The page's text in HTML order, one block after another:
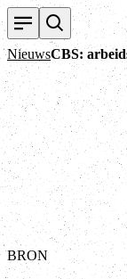
NieuwsCBS:
BRON